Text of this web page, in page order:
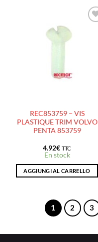
AJOUTER
REC853759 – VIS
PLASTIQUE TRIM VOLVO
PENTA 853759
4.92€ TTC
En stock
AGGIUNGI AL CARRELLO
1 2 3